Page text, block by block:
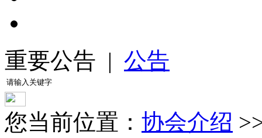
重要公告 | 公告
您当前位置： 协会介绍